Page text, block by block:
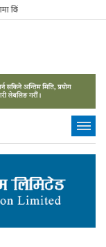
- The Sustainable